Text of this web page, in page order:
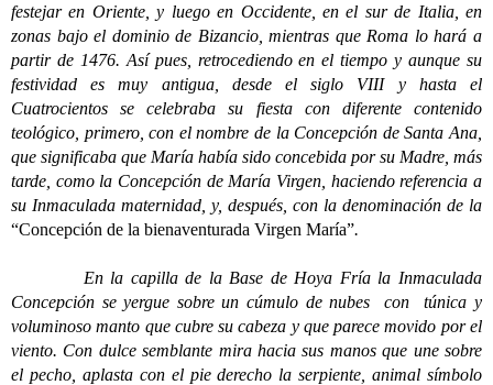
festejar en Oriente, y luego en Occidente, en el sur de Italia, en
zonas bajo el dominio de Bizancio, mientras que Roma lo hará a
partir de 1476. Así pues, retrocediendo en el tiempo y aunque su
festividad es muy antigua, desde el siglo VIII y hasta el
Cuatrocientos se celebraba su fiesta con diferente contenido
teológico, primero, con el nombre de la Concepción de Santa Ana,
que significaba que María había sido concebida por su Madre, más
tarde, como la Concepción de María Virgen, haciendo referencia a
su Inmaculada maternidad, y, después, con la denominación de la
“Concepción de la bienaventurada Virgen María”.
En la capilla de la Base de Hoya Fría la Inmaculada
Concepción se yergue sobre un cúmulo de nubes con túnica y
voluminoso manto que cubre su cabeza y que parece movido por el
viento. Con dulce semblante mira hacia sus manos que une sobre
el pecho, aplasta con el pie derecho la serpiente, animal símbolo